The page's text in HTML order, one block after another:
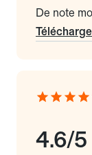
De note
4.6/5